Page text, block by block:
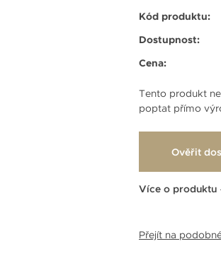
Kód produktu:
Dostupnost:
Cena:
Tento produkt
poptat přímo
Ověřit
Více o produktu
Přejít na